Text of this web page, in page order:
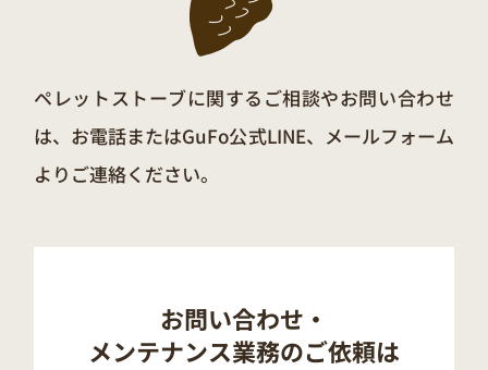
ペレットストーブに関するご相談やお問い合わせ
は、お電話またはGuFo公式LINE、メールフォーム
よりご連絡ください。
お問い合わせ・
メンテナンス業務のご依頼は